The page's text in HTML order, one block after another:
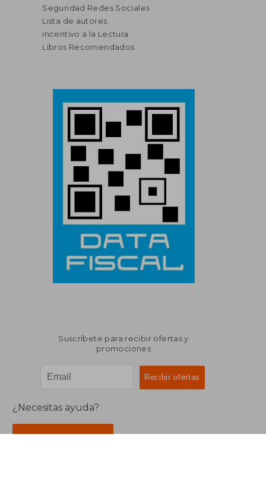
Seguridad Redes Sociales
Lista de autores
Incentivo a la Lectura
Libros Recomendados
Suscríbete para recibir ofertas y
promociones
¿Necesitas ayuda?